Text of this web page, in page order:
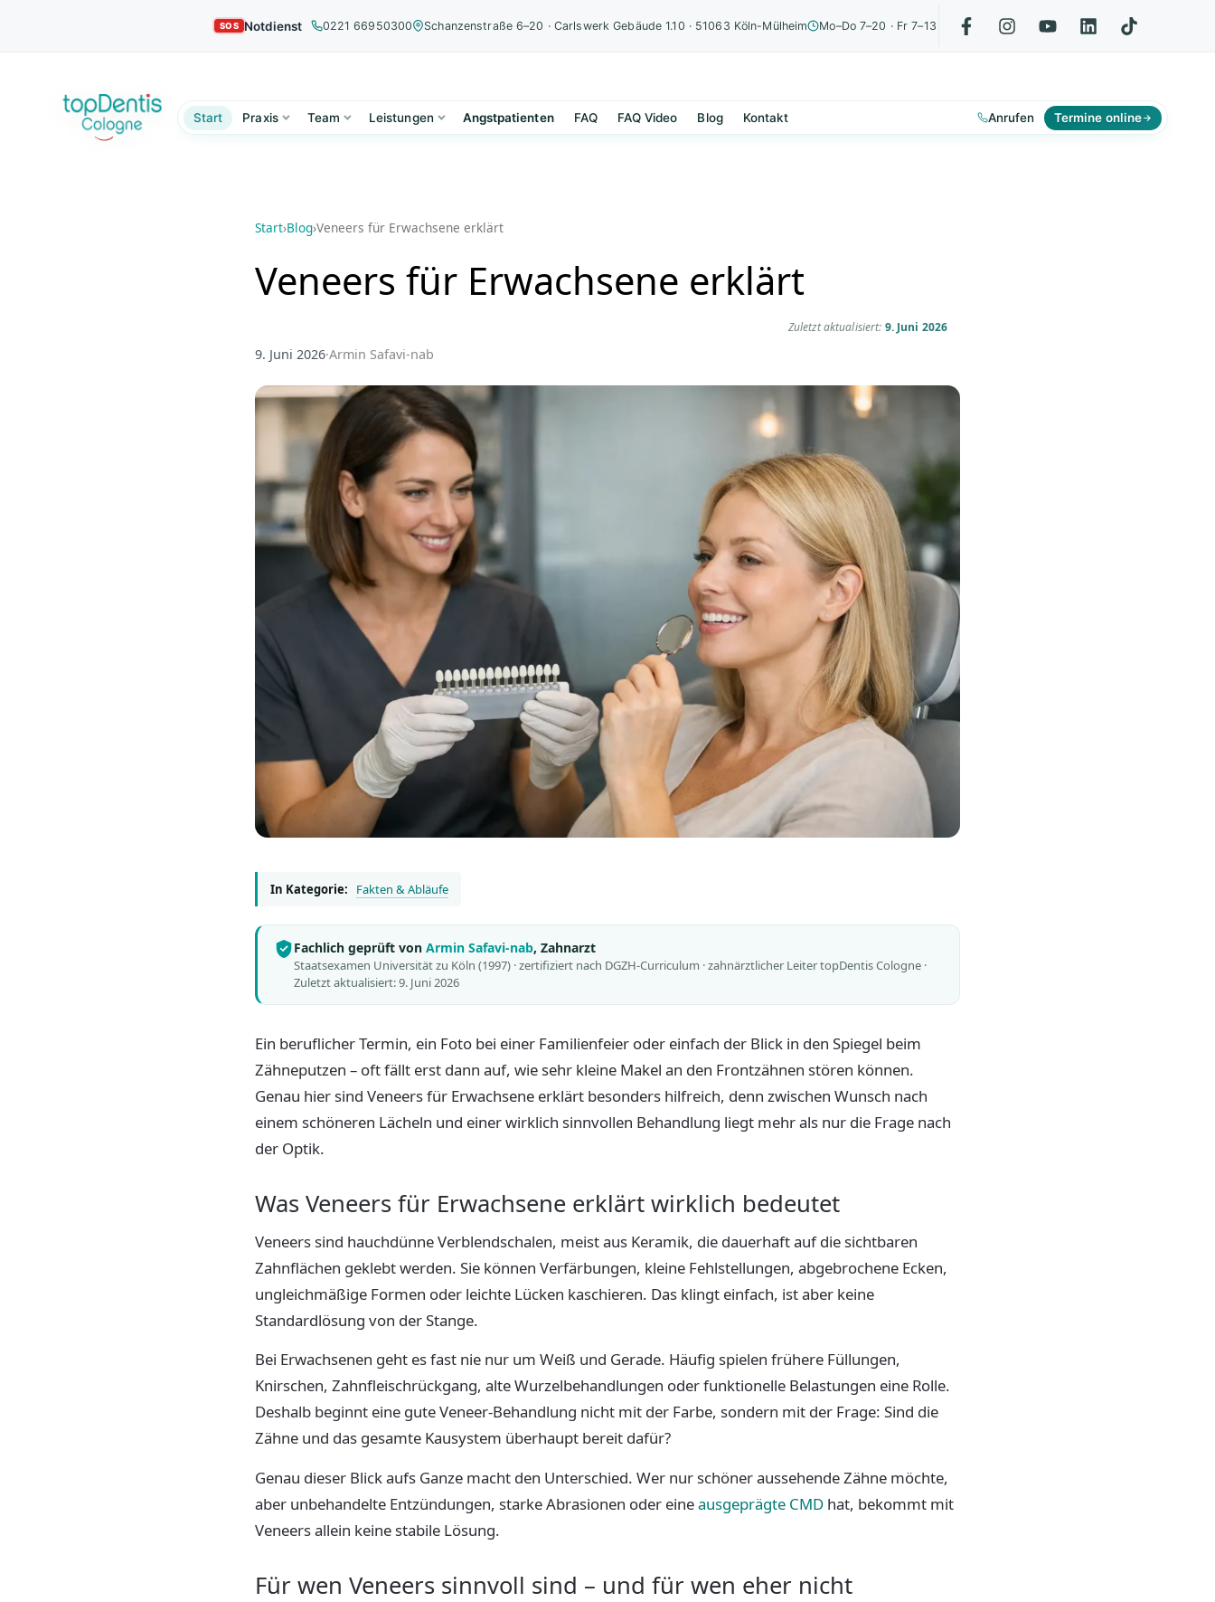
Notdienst 0221 66950300 Schanzenstraße 6–20 · Carlswerk Gebäude 1.10 · 51063 Köln-Mülheim Mo–Do 7–20 · Fr 7–13
Start Praxis Team Leistungen Angstpatienten FAQ FAQ Video Blog Kontakt Anrufen Termine online
Start›Blog›Veneers für Erwachsene erklärt
Veneers für Erwachsene erklärt
Zuletzt aktualisiert: 9. Juni 2026
9. Juni 2026·Armin Safavi-nab
In Kategorie: Fakten & Abläufe
Fachlich geprüft von Armin Safavi-nab, Zahnarzt
Staatsexamen Universität zu Köln (1997) · zertifiziert nach DGZH-Curriculum · zahnärztlicher Leiter topDentis Cologne ·
Zuletzt aktualisiert: 9. Juni 2026
Ein beruflicher Termin, ein Foto bei einer Familienfeier oder einfach der Blick in den Spiegel beim
Zähneputzen – oft fällt erst dann auf, wie sehr kleine Makel an den Frontzähnen stören können.
Genau hier sind Veneers für Erwachsene erklärt besonders hilfreich, denn zwischen Wunsch nach
einem schöneren Lächeln und einer wirklich sinnvollen Behandlung liegt mehr als nur die Frage nach
der Optik.
Was Veneers für Erwachsene erklärt wirklich bedeutet
Veneers sind hauchdünne Verblendschalen, meist aus Keramik, die dauerhaft auf die sichtbaren
Zahnflächen geklebt werden. Sie können Verfärbungen, kleine Fehlstellungen, abgebrochene Ecken,
ungleichmäßige Formen oder leichte Lücken kaschieren. Das klingt einfach, ist aber keine
Standardlösung von der Stange.
Bei Erwachsenen geht es fast nie nur um Weiß und Gerade. Häufig spielen frühere Füllungen,
Knirschen, Zahnfleischrückgang, alte Wurzelbehandlungen oder funktionelle Belastungen eine Rolle.
Deshalb beginnt eine gute Veneer-Behandlung nicht mit der Farbe, sondern mit der Frage: Sind die
Zähne und das gesamte Kausystem überhaupt bereit dafür?
Genau dieser Blick aufs Ganze macht den Unterschied. Wer nur schöner aussehende Zähne möchte,
aber unbehandelte Entzündungen, starke Abrasionen oder eineausgeprägte CMD hat, bekommt mit
Veneers allein keine stabile Lösung.
Für wen Veneers sinnvoll sind – und für wen eher nicht